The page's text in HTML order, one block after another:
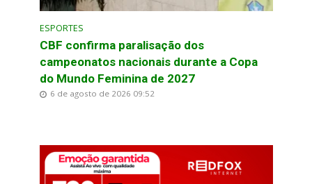
ESPORTES
CBF confirma paralisação dos
campeonatos nacionais durante a Copa
do Mundo Feminina de 2027
6 de agosto de 2026 09:52